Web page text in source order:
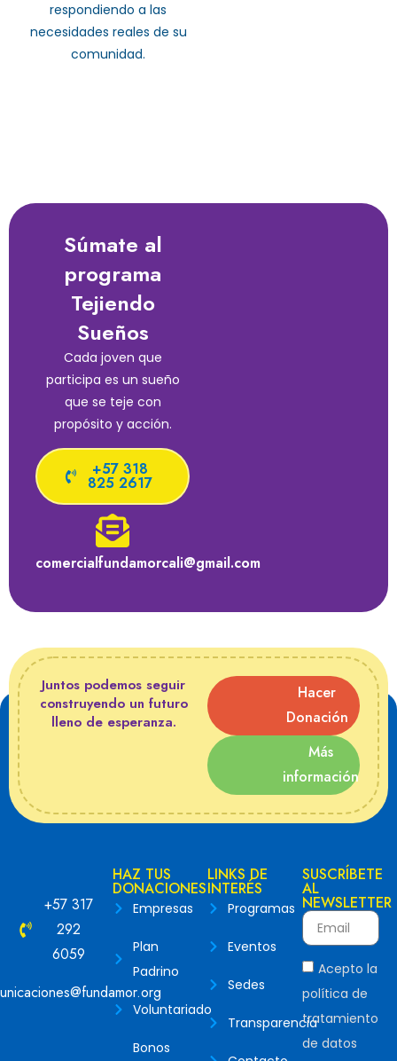
respondiendo a las
necesidades reales de su
comunidad.
Súmate al
programa
Tejiendo
Sueños
Cada joven que
participa es un sueño
que se teje con
propósito y acción.
+57 318
825 2617
comercialfundamorcali@gmail.com
Juntos podemos seguir
construyendo un futuro
lleno de esperanza.
Hacer
Donación
Más
información
+57 317
292
6059
HAZ TUS
DONACIONES
Empresas
Plan
Padrino
Voluntariado
Bonos
LINKS DE
INTERÉS
Programas
Eventos
Sedes
Transparencia
SUSCRÍBETE
AL
NEWSLETTER
Acepto la
política de
tratamiento
de datos